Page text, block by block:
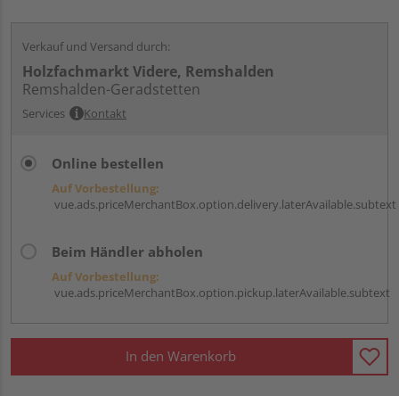
Verkauf und Versand durch:
Holzfachmarkt Videre, Remshalden
Remshalden-Geradstetten
Services Kontakt
Online bestellen
Auf Vorbestellung:
vue.ads.priceMerchantBox.option.delivery.laterAvailable.subtext
Beim Händler abholen
Auf Vorbestellung:
vue.ads.priceMerchantBox.option.pickup.laterAvailable.subtext
In den Warenkorb